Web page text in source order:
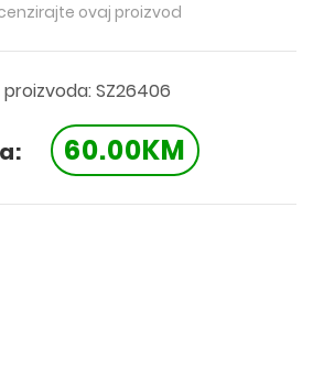
ovaj proizvod
SZ26406
60.00KM